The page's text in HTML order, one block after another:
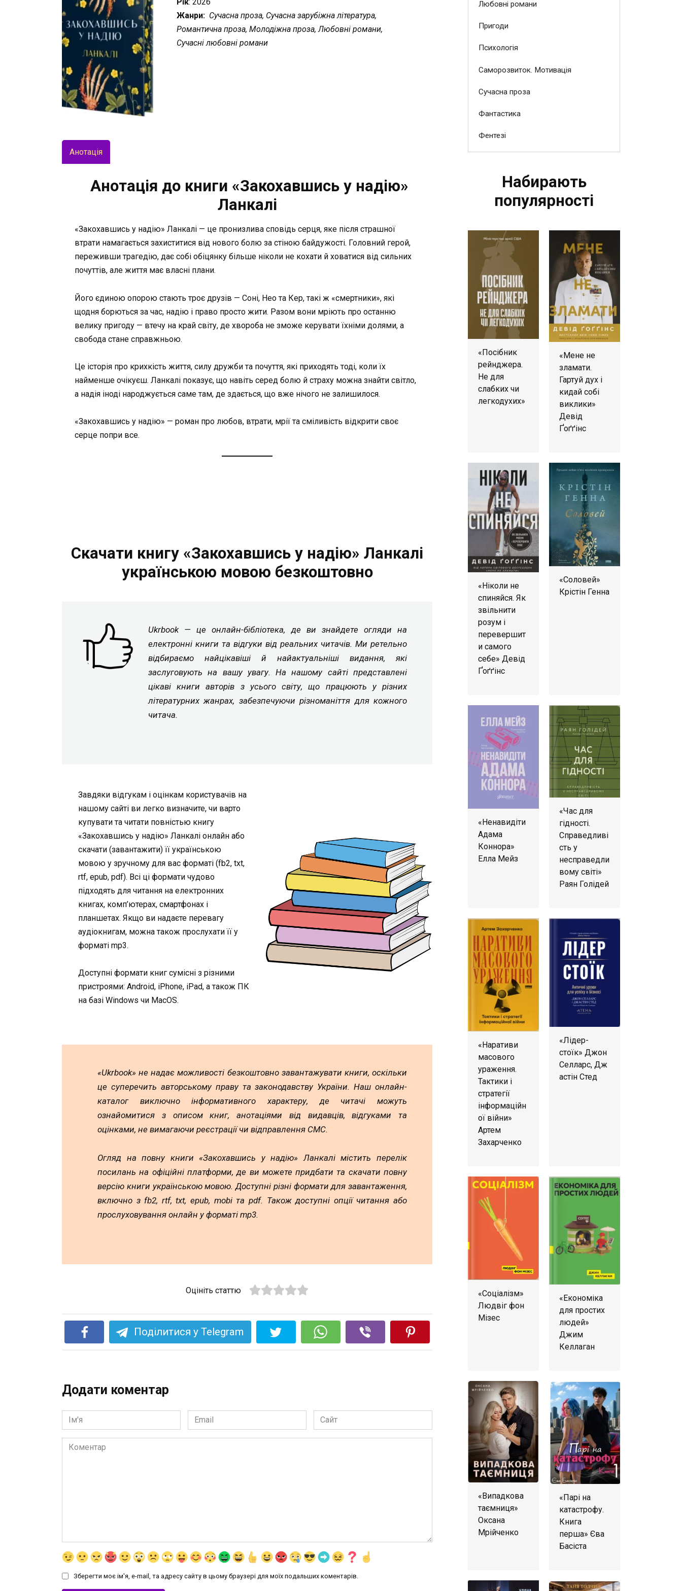
Рік: 2026
Жанри: Сучасна проза, Сучасна зарубіжна література,
Романтична проза, Молодіжна проза, Любовні романи,
Сучасні любовні романи
Анотація
Анотація до книги «Закохавшись у надію»
Ланкалі
«Закохавшись у надію» Ланкалі — це пронизлива сповідь серця, яке після страшної
втрати намагається захиститися від нового болю за стіною байдужості. Головний герой,
переживши трагедію, дає собі обіцянку більше ніколи не кохати й ховатися від сильних
почуттів, але життя має власні плани.
Його єдиною опорою стають троє друзів — Соні, Нео та Кер, такі ж «смертники», які
щодня борються за час, надію і право просто жити. Разом вони мріють про останню
велику пригоду — втечу на край світу, де хвороба не зможе керувати їхніми долями, а
свобода стане справжньою.
Це історія про крихкість життя, силу дружби та почуття, які приходять тоді, коли їх
найменше очікуєш. Ланкалі показує, що навіть серед болю й страху можна знайти світло,
а надія іноді народжується саме там, де здається, що вже нічого не залишилося.
«Закохавшись у надію» — роман про любов, втрати, мрії та сміливість відкрити своє
серце попри все.
Скачати книгу «Закохавшись у надію» Ланкалі
українською мовою безкоштовно
Ukrbook — це онлайн-бібліотека, де ви знайдете огляди на
електронні книги та відгуки від реальних читачів. Ми ретельно
відбираємо найцікавіші й найактуальніші видання, які
заслуговують на вашу увагу. На нашому сайті представлені
цікаві книги авторів з усього світу, що працюють у різних
літературних жанрах, забезпечуючи різноманіття для кожного
читача.
Завдяки відгукам і оцінкам користувачів на
нашому сайті ви легко визначите, чи варто
купувати та читати повністью книгу
«Закохавшись у надію» Ланкалі онлайн або
скачати (завантажити) її українською
мовою у зручному для вас форматі (fb2, txt,
rtf, epub, pdf). Всі ці формати чудово
підходять для читання на електронних
книгах, комп’ютерах, смартфонах і
планшетах. Якщо ви надаєте перевагу
аудіокнигам, можна також прослухати її у
форматі mp3.
Доступні формати книг сумісні з різними
пристроями: Android, iPhone, iPad, а також ПК
на базі Windows чи MacOS.
«Ukrbook» не надає можливості безкоштовно завантажувати книги, оскільки
це суперечить авторському праву та законодавству України. Наш онлайн-
каталог виключно інформативного характеру, де читачі можуть
ознайомитися з описом книг, анотаціями від видавців, відгуками та
оцінками, не вимагаючи реєстрації чи відправлення СМС.
Огляд на повну книги «Закохавшись у надію» Ланкалі містить перелік
посилань на офіційні платформи, де ви можете придбати та скачати повну
версію книги українською мовою. Доступні різні формати для завантаження,
включно з fb2, rtf, txt, epub, mobi та pdf. Також доступні опції читання або
прослуховування онлайн у форматі mp3.
Оцініть статтю
Поділитися у Telegram
Додати коментар
Ім'я
*
Email
*
Сайт
Коментар
Зберегти моє ім'я, e-mail, та адресу сайту в цьому браузері для моїх подальших коментарів.
Любовні романи
Пригоди
Психологія
Саморозвиток. Мотивація
Сучасна проза
Фантастика
Фентезі
Набирають
популярності
«Посібник
рейнджера.
Не для
слабких чи
легкодухих»
«Мене не
зламати.
Гартуй дух і
кидай собі
виклики»
Девід
Ґоґґінс
«Ніколи не
спиняйся. Як
звільнити
розум і
перевершит
и самого
себе» Девід
Ґоґґінс
«Соловей»
Крістін Генна
«Ненавидіти
Адама
Коннора»
Елла Мейз
«Час для
гідності.
Справедливі
сть у
несправедли
вому світі»
Раян Голідей
«Наративи
масового
ураження.
Тактики і
стратегії
інформаційн
ої війни»
Артем
Захарченко
«Лідер-
стоїк» Джон
Селларс, Дж
астін Стед
«Соціалізм»
Людвіг фон
Мізес
«Економіка
для простих
людей»
Джим
Келлаган
«Випадкова
таємниця»
Оксана
Мрійченко
«Парі на
катастрофу.
Книга
перша» Єва
Басіста